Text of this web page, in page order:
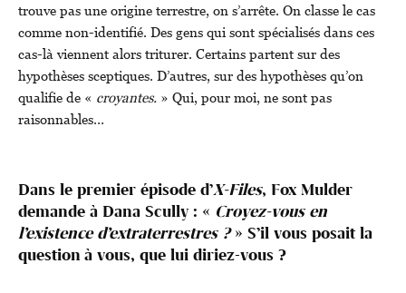
trouve pas une origine terrestre, on s’arrête. On classe le cas
comme non-identifié. Des gens qui sont spécialisés dans ces
cas-là viennent alors triturer. Certains partent sur des
hypothèses sceptiques. D’autres, sur des hypothèses qu’on
qualifie de « croyantes. » Qui, pour moi, ne sont pas
raisonnables…
Dans le premier épisode d’X-Files, Fox Mulder
demande à Dana Scully : « Croyez-vous en
l’existence d’extraterrestres ? » S’il vous posait la
question à vous, que lui diriez-vous ?